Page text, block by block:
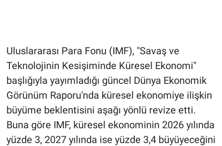
Uluslararası Para Fonu (IMF), "Savaş ve
Teknolojinin Kesişiminde Küresel Ekonomi"
başlığıyla yayımladığı güncel Dünya Ekonomik
Görünüm Raporu'nda küresel ekonomiye ilişkin
büyüme beklentisini aşağı yönlü revize etti.
Buna göre IMF, küresel ekonominin 2026 yılında
yüzde 3, 2027 yılında ise yüzde 3,4 büyüyeceğini